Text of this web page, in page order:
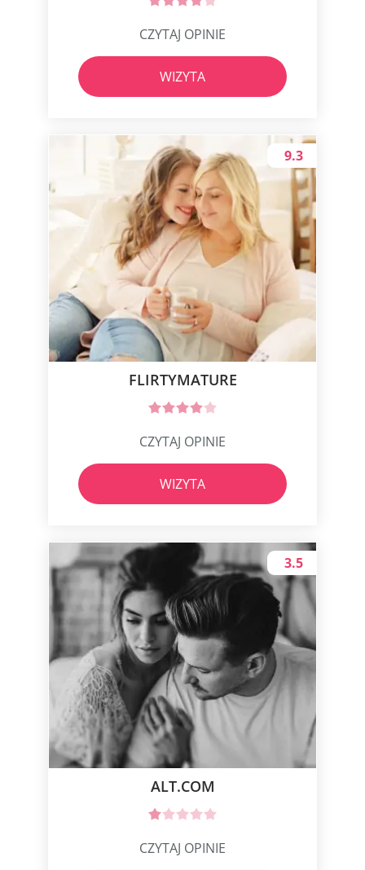
CZYTAJ OPINIE
WIZYTA
FLIRTYMATURE
9.3
CZYTAJ OPINIE
WIZYTA
ALT.COM
3.5
CZYTAJ OPINIE